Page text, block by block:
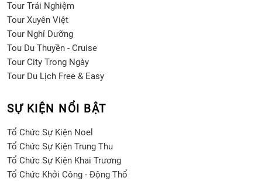
Tour Trải Nghiệm
Tour Xuyên Việt
Tour Nghỉ Dưỡng
Tou Du Thuyền - Cruise
Tour City Trong Ngày
Tour Du Lịch Free & Easy
SỰ KIỆN NỔI BẬT
Tổ Chức Sự Kiện Noel
Tổ Chức Sự Kiện Trung Thu
Tổ Chức Sự Kiện Khai Trương
Tổ Chức Khởi Công - Động Thổ